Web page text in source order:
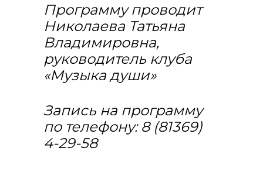
Программу проводит
Николаева Татьяна
Владимировна,
руководитель клуба
«Музыка души»
Запись на программу
по телефону: 8 (81369)
4-29-58